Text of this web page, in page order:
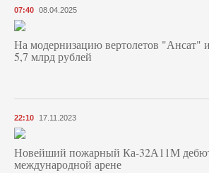
07:40 08.04.2025
На модернизацию вертолетов "Ансат"
5,7 млрд рублей
22:10 17.11.2023
Новейший пожарный Ка-32А11М
международной арене